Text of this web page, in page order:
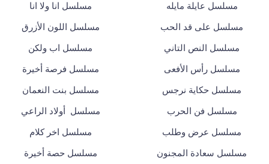
مسلسل عايلة مايله مسلسل انا ولا انا
مسلسل على قد الحب مسلسل اللون الأزرق
مسلسل النص التاني مسلسل اب ولكن
مسلسل رأس الأفعى مسلسل فرصة أخيرة
مسلسل حكاية نرجس مسلسل بنت النعمان
مسلسل فن الحرب مسلسل أولاد الراعي
مسلسل عرض وطلب مسلسل اخر كلام
مسلسل سعادة المجنون مسلسل حصة أخيرة